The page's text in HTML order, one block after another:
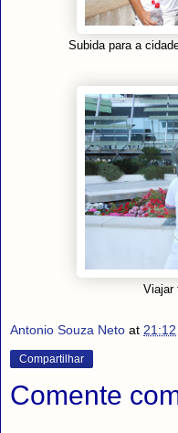
Subida para a
Viajar
Antonio Souza Neto at 21:12
Compartilhar
Comente